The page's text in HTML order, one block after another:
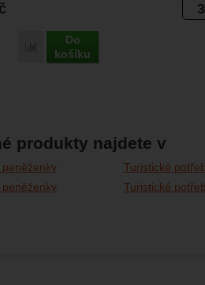
Porovnat
Do
košíku
produkty najdete v
Turistické
Turistické